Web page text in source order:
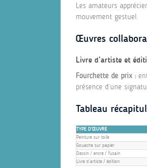
Les amateurs
mouvement gestuel.
Œuvres
Livre d’artiste et
Fourchette de prix :
présence d’une
Tableau
TYPE D’ŒUVRE
Peinture sur toile
Gouache sur papier
Dessin / encre / fusain
Livre d’artiste / édition